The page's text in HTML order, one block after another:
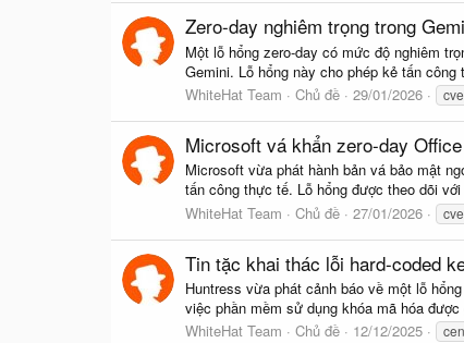
Zero-day nghiêm trọng trong
Một lỗ hổng zero-day có mức độ nghiêm
Gemini. Lỗ hổng này cho phép kẻ tấn
WhiteHat Team
Chủ đề 29/01/2026
Microsoft vá khẩn zero-day
Microsoft vừa phát hành bản vá bảo mật
tấn công thực tế. Lỗ hổng được theo dõi
WhiteHat Team
Chủ đề 27/01/2026
Tin tặc khai thác lỗi hard-coded
Huntress vừa phát cảnh báo về một lỗ
việc phần mềm sử dụng khóa mã hóa
WhiteHat Team
Chủ đề 12/12/2025